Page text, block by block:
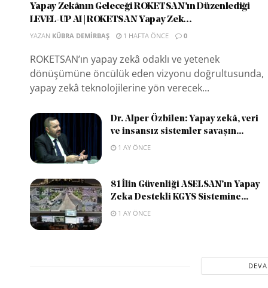
Yapay Zekânın Geleceği ROKETSAN’ın Düzenlediği
LEVEL-UP AI | ROKETSAN Yapay Zek...
YAZAN KÜBRA DEMIRBAŞ 1 HAFTA ÖNCE 0
ROKETSAN’ın yapay zekâ odaklı ve yetenek
dönüşümüne öncülük eden vizyonu doğrultusunda,
yapay zekâ teknolojilerine yön verecek...
Dr. Alper Özbilen: Yapay zekâ, veri
ve insansız sistemler savaşın...
1 AY ÖNCE
81 İlin Güvenliği ASELSAN’ın Yapay
Zeka Destekli KGYS Sistemine...
1 AY ÖNCE